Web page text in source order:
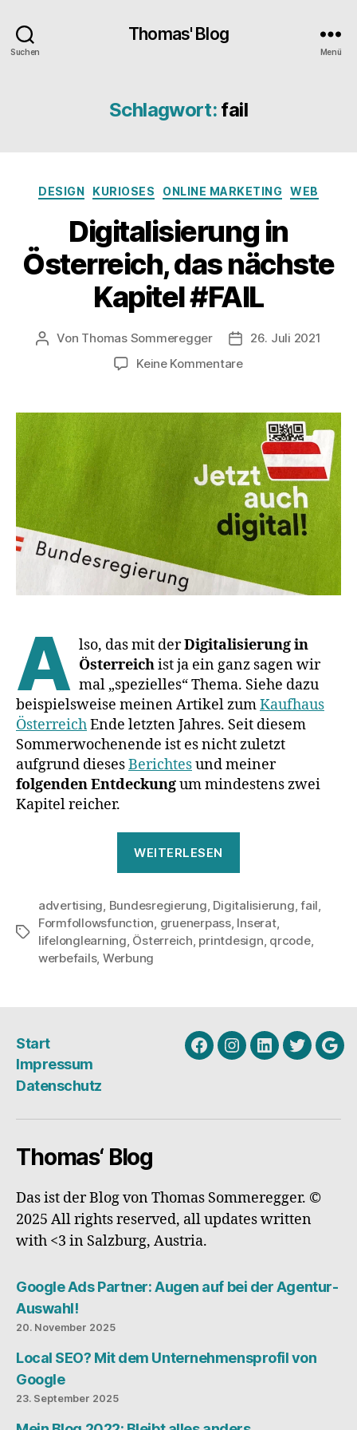
Suchen
Thomas' Blog
Menü
Schlagwort: fail
Kategorien
DESIGN KURIOSES ONLINE MARKETING WEB
Digitalisierung in
Österreich, das nächste
Kapitel #FAIL
Beitragsautor
Von Thomas Sommeregger
26. Juli 2021
Keine Kommentarezu
Österreich,
das
nächste
Kapitel
#FAIL
A lso, das mit derDigitalisierung in
Österreichist ja ein ganz sagen wir
mal „spezielles“ Thema. Siehe dazu
beispielsweise meinen Artikel zumKaufhaus
ÖsterreichEnde letzten Jahres. Seit diesem
Sommerwochenende ist es nicht zuletzt
aufgrund diesesBerichtesund meiner
folgenden Entdeckungum mindestens zwei
Kapitel reicher.
WEITERLESEN
das
nächste
Kapitel
Schlagwörter
advertising, Bundesregierung, Digitalisierung,fail,
Formfollowsfunction, gruenerpass, Inserat,
lifelonglearning, Österreich, printdesign, qrcode,
werbefails, Werbung
Start
Impressum
Datenschutz
FacebookInstagram
LinkedinTwitter
Thomas‘ Blog
Das ist der Blog von Thomas Sommeregger. ©
2025 All rights reserved, all updates written
with <3 in Salzburg, Austria.
Google Ads Partner: Augen auf bei der Agentur-
Auswahl!
20. November 2025
Local SEO? Mit dem Unternehmensprofil von
Google
23. September 2025